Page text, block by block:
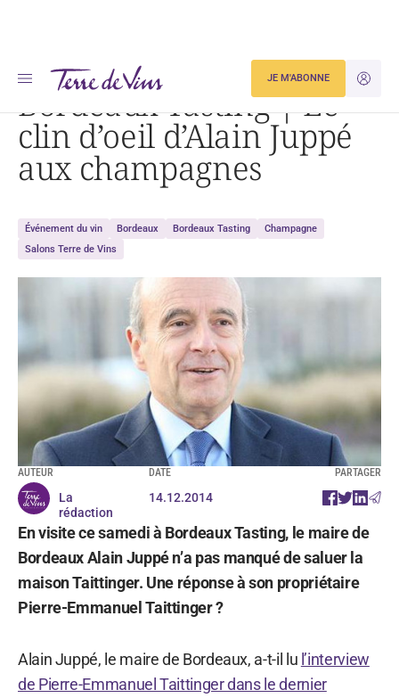
JE
JE M'ABONNE
Accueil Bordeaux Tasting | Le clin d’oeil d’Alain Juppé aux champagnes
Bordeaux Tasting | Le
clin d’oeil d’Alain Juppé
aux champagnes
Événement du vin Bordeaux Bordeaux Tasting
Champagne
Salons Terre de Vins
AUTEUR
La
rédaction
DATE
14.12.2014
PARTAGER
En visite ce samedi à Bordeaux Tasting, le maire de
Bordeaux Alain Juppé n’a pas manqué de saluer la
maison Taittinger. Une réponse à son propriétaire
Pierre-Emmanuel Taittinger ?
Alain Juppé, le maire de Bordeaux, a-t-il lu l’interview
de Pierre-Emmanuel Taittinger dans le dernier